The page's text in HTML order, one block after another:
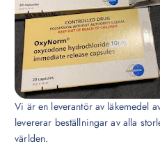
Vi är en leverantör av läkemedel
levererar beställningar av alla
världen.